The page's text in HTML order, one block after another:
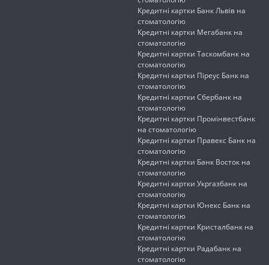
Кредитні картки Банк Львів на
стоматологію
Кредитні картки Мегабанк на
стоматологію
Кредитні картки Таскомбанк на
стоматологію
Кредитні картки Піреус Банк на
стоматологію
Кредитні картки Сбербанк на
стоматологію
Кредитні картки Промінвестбанк
на стоматологію
Кредитні картки Правекс Банк на
стоматологію
Кредитні картки Банк Восток на
стоматологію
Кредитні картки Укргазбанк на
стоматологію
Кредитні картки Юнекс Банк на
стоматологію
Кредитні картки Кристалбанк на
стоматологію
Кредитні картки Радабанк на
стоматологію